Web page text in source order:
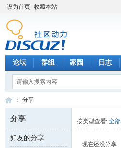
设为首页 收藏本站
论坛 群组 家园 日志
数 ›
分享
分享
好友的分享
按类型查看: 全部
现在还没分享